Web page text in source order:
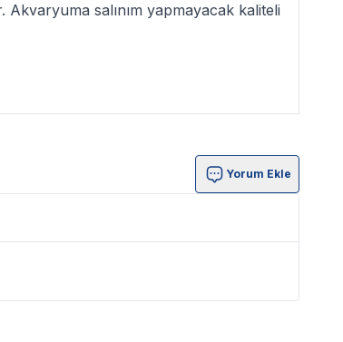
salınım yapmayacak kaliteli
Yorum Ekle